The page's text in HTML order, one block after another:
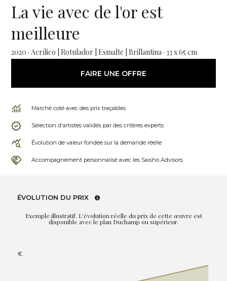
La vie avec de l'or est
meilleure
2020 · Acrílico | Rotulador | Esmalte | Brillantina · 33 x 65 cm
FAIRE UNE OFFRE
Marché coté avec des prix traçables
Sélection d'artistes validés par des critères experts
Évolution de valeur fondée sur la demande réelle
Accompagnement personnalisé avec les Saisho Advisors
ÉVOLUTION DU PRIX
Exemple illustratif. L'évolution réelle du prix de cette œuvre est
disponible avec le plan Duchamp ou supérieur.